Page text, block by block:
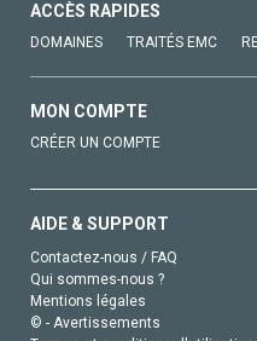
ACCÈS RAPIDES
DOMAINES TRAITÉS EMC
MON COMPTE
CRÉER UN COMPTE
AIDE & SUPPORT
Contactez-nous / FAQ
Qui sommes-nous ?
Mentions légales
© - Avertissements